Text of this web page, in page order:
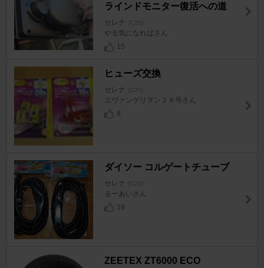
ラインドモニター復活への道
セレナ [C25]
やる気になればさん
15
ヒューズ交換
セレナ [C25]
エヴァンゲリヲン２８号さん
8
ダイソー コルゲートチューブ
セレナ [C25]
るーあいさん
19
ZEETEX ZT6000 ECO